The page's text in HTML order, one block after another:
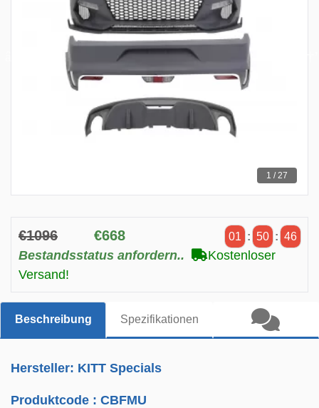
1 / 27
€1096 €668 01 : 50 : 45
Bestandsstatus anfordern..
Kostenloser
Versand!
Beschreibung Spezifikationen
Hersteller: KITT Specials
Produktcode :CBFMU